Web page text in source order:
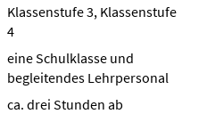
Klassenstufe 3, Klassenstufe
4
eine Schulklasse und
begleitendes Lehrpersonal
ca. drei Stunden ab